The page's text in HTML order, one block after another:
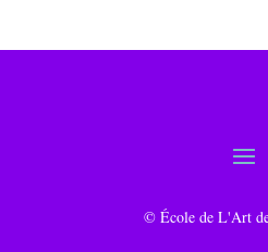
© École de L'Art